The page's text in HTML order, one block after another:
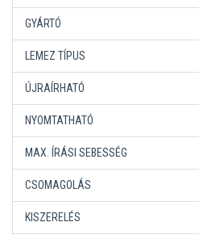
GYÁRTÓ
LEMEZ TÍPUS
ÚJRAÍRHATÓ
NYOMTATHATÓ
MAX. ÍRÁSI SEBESSÉG
CSOMAGOLÁS
KISZERELÉS